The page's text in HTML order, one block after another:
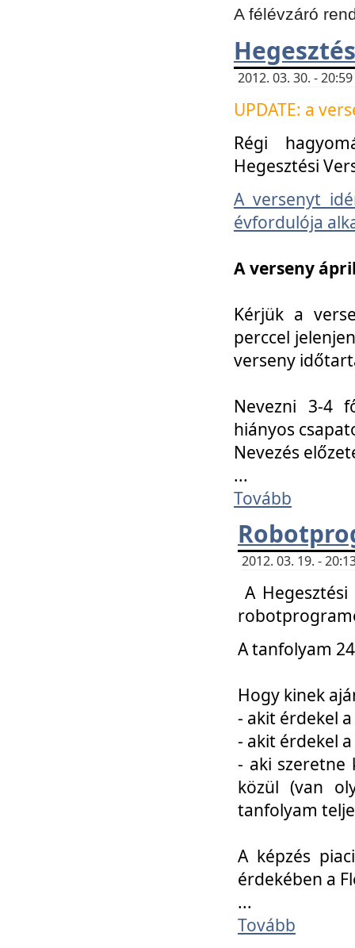
A félévzáró
2012. 03. 30. -
UPDATE: a
Régi
Hegesztési
A versenyt
évfordulója
A verseny
Kérjük a
perccel
verseny
Nevezni 3-4
hiányos
Nevezés
...
Tovább
2012. 03. 19. -
A
A tanfolyam
Hogy kinek
- akit érdekel
- akit érdekel
- aki szeretne
közül (van
tanfolyam
A képzés
érdekében a
...
Tovább